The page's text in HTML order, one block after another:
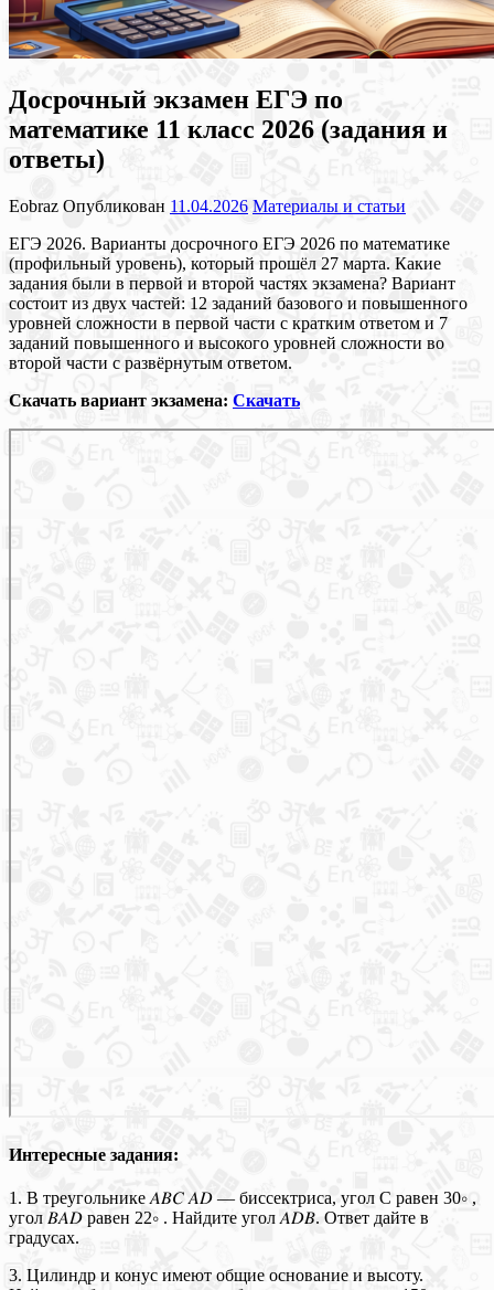
Досрочный экзамен ЕГЭ по
математике 11 класс 2026 (задания и
ответы)
Eobraz Опубликован 11.04.2026 Материалы и статьи
ЕГЭ 2026. Варианты досрочного ЕГЭ 2026 по математике
(профильный уровень), который прошёл 27 марта. Какие
задания были в первой и второй частях экзамена? Вариант
состоит из двух частей: 12 заданий базового и повышенного
уровней сложности в первой части с кратким ответом и 7
заданий повышенного и высокого уровней сложности во
второй части с развёрнутым ответом.
Скачать вариант экзамена: Скачать
Интересные задания:
1. В треугольнике 𝐴𝐵𝐶 𝐴𝐷 — биссектриса, угол С равен 30∘ ,
угол 𝐵𝐴𝐷 равен 22∘ . Найдите угол 𝐴𝐷𝐵. Ответ дайте в
градусах.
3. Цилиндр и конус имеют общие основание и высоту.